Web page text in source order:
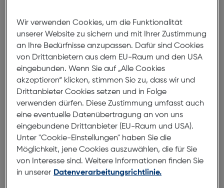
Haben Sie Fragen?
Finden Sie gleich Ihr Geschäft
Jetzt Termin vereinbaren
0800 31 13 33
Mo-Fr 08:00–18:00, Sa 09:00–13:00
Wir verwenden Cookies, um die Funktionalität
unserer Website zu sichern und mit Ihrer Zustimmung
an Ihre Bedürfnisse anzupassen. Dafür sind Cookies
von Drittanbietern aus dem EU-Raum und den USA
eingebunden. Wenn Sie auf „Alle Cookies
akzeptieren“ klicken, stimmen Sie zu, dass wir und
Drittanbieter Cookies setzen und in Folge
verwenden dürfen. Diese Zustimmung umfasst auch
eine eventuelle Datenübertragung an von uns
eingebundene Drittanbieter (EU-Raum und USA).
Unter "Cookie-Einstellungen" haben Sie die
Möglichkeit, jene Cookies auszuwählen, die für Sie
von Interesse sind. Weitere Informationen finden Sie
in unserer Datenverarbeitungsrichtlinie.